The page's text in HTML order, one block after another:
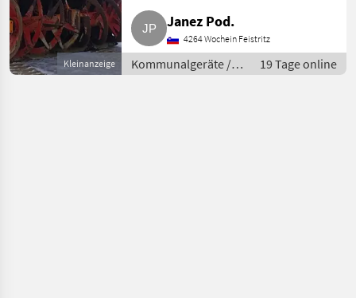
Kommunalgeraete
Winterdienst
KATEGORIEKleinanzeige
(mit Scherbolzenkupplung),
hydr. Querneigung
(Niveaausgleich), automatische
Janez Pod.
4264 Wochein Feistritz
Kommunalgeräte /
Winterdienst
19 Tage online